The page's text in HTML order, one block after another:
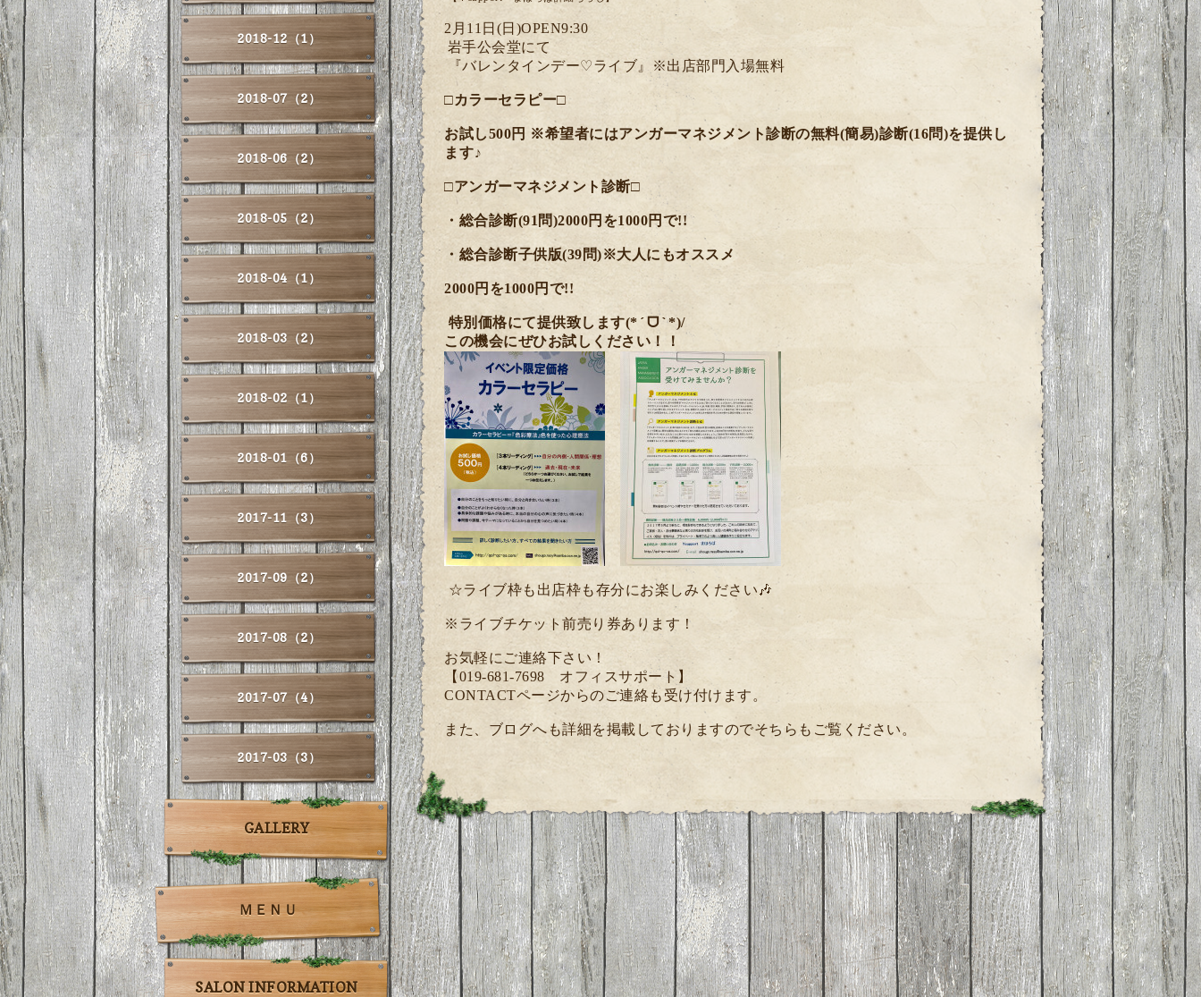
2 月 11 日 (日 )OPEN9:30
岩手公会堂にて
『バレンタインデー♡ライブ』※出店部門入場無料
□カラーセラピー□
お試し500円 ※希望者にはアンガーマネジメント診断の無料(簡易)診断(16問)を提供し
ます♪
□アンガーマネジメント診断□
・総合診断(91 問)2000円を1000円で!!
・総合診断子供版(39問)※大人にもオススメ
2000円を1000円で!!
特別価格にて提供致します(* ˊᗜˋ*)/
この機会にぜひお試しください！！
☆ライブ枠も出店枠も存分にお楽しみください 🎶
※ライブチケット前売り券あります！
お気軽にご連絡下さい！
【019-681-7698 オフィスサポート】
CONTACTページからのご連絡も受け付けます。
また、ブログへも詳細を掲載しておりますのでそちらもご覧ください。
2018-12（1）
2018-07（2）
2018-06（2）
2018-05（2）
2018-04（1）
2018-03（2）
2018-02（1）
2018-01（6）
2017-11（3）
2017-09（2）
2017-08（2）
2017-07（4）
2017-03（3）
GALLERY
ＭＥＮＵ
SALON INFORMATION